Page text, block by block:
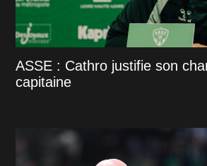
ASSE : Cathro justifie son
capitaine